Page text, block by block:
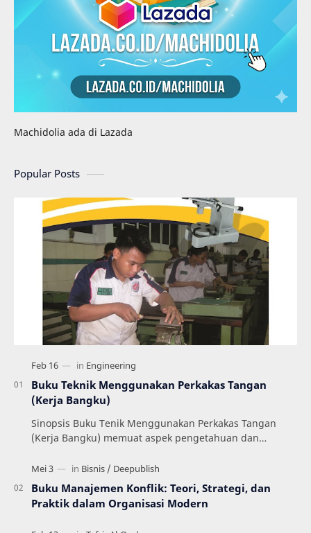
Machidolia ada di Lazada
Popular Posts
Buku Teknik Menggunakan Perkakas Tangan
(Kerja Bangku)
Sinopsis Buku Tenik Menggunakan Perkakas Tangan
(Kerja Bangku) memuat aspek pengetahuan dan
mengacu pada …
Buku Manajemen Konflik: Teori, Strategi, dan
Praktik dalam Organisasi Modern